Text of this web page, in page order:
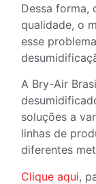
Dessa forma,
qualidade, o
esse
A Bry-Air
soluções a
linhas de
diferentes
Clique aqui,